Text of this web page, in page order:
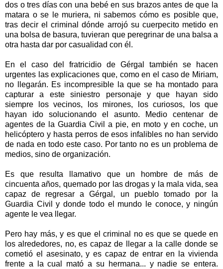
dos o tres días con una bebé en sus brazos antes de que la
matara o se le muriera, ni sabemos cómo es posible que,
tras decir el criminal dónde arrojó su cuerpecito metido en
una bolsa de basura, tuvieran que peregrinar de una balsa a
otra hasta dar por casualidad con él.
En el caso del fratricidio de Gérgal también se hacen
urgentes las explicaciones que, como en el caso de Miriam,
no llegarán. Es incompresible la que se ha montado para
capturar a este siniestro personaje y que hayan sido
siempre los vecinos, los mirones, los curiosos, los que
hayan ido solucionando el asunto. Medio centenar de
agentes de la Guardia Civil
a pie, en moto y en coche, un
helicóptero y hasta perros de esos infalibles no han servido
de nada en todo este caso. Por tanto no es un problema de
medios, sino de organización.
Es que resulta llamativo que un hombre de más de
cincuenta años, quemado por las drogas y la mala vida, sea
capaz de regresar a Gérgal, un pueblo tomado por
la
Guardia Civil
y donde todo el mundo le conoce, y ningún
agente le vea llegar.
Pero hay más, y es que el criminal no es que se quede en
los alrededores, no, es capaz de llegar a la calle donde se
cometió el asesinato, y es capaz de entrar en la vivienda
frente a la cual mató a su hermana... y nadie se entera.